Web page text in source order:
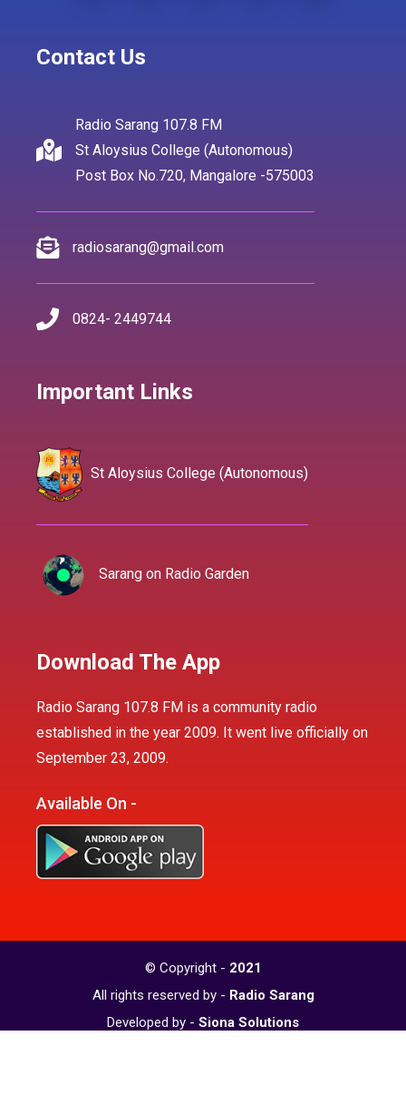
Contact Us
Radio Sarang 107.8 FM
St Aloysius College (Autonomous)
Post Box No.720, Mangalore -575003
radiosarang@gmail.com
0824- 2449744
Important Links
St Aloysius College (Autonomous)
Sarang on Radio Garden
Download The App
Radio Sarang 107.8 FM is a community radio
established in the year 2009. It went live officially on
September 23, 2009.
Available On -
© Copyright - 2021
All rights reserved by - Radio Sarang
Developed by - Siona Solutions